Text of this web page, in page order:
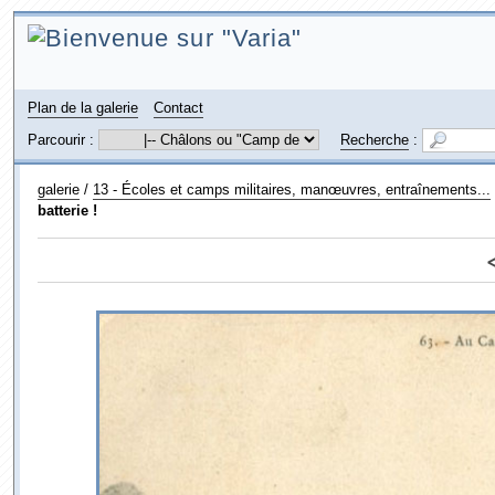
Plan de la galerie
Contact
Parcourir :
Recherche:
galerie/ 13 - Écoles et camps militaires, manœuvres, entraînements...
batterie !